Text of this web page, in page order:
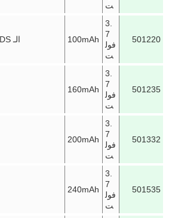
ت
501220
3.
7
فول
ت
100mAh الـ UL/KC/CE/ROHS/MSDS
501235
3.
7
فول
ت
160mAh
501332
3.
7
فول
ت
200mAh
501535
3.
7
فول
ت
240mAh